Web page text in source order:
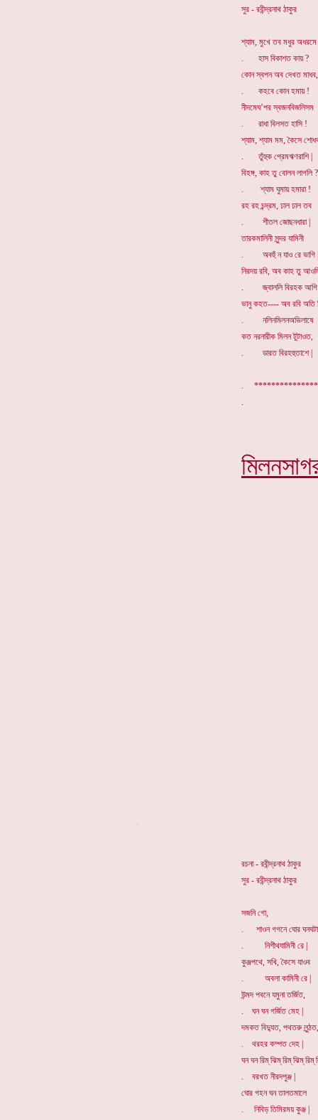
সুর - রবীন্দ্রনাথ ঠাকুর
শ্যাম, মুখে তব মধুর অধরমে
. হাস বিকাশত কায় ?
কোন স্বপন অব দেখত মাধব,
. কহবে কোন হমায় !
নীদমেঘ’পর স্বজনবিজলিসম
. রাধা বিলসত হাসি !
শ্যাম, শ্যাম মম, কৈসে
. তুঁহুক প্রেমঋণরাশি |
বিহঙ্গ, কাহ তু বোলন লাগলি ?
. শ্যাম ঘুমায় হমারা !
রহ রহ চন্দ্রম, ঢাল ঢাল তব
. শীতল জোছনধারা |
তারকমালিনী সুন্দর যামিনী
. অবহুঁ ন যাও রে ভাগি |
নিরদয় রবি, অব কাহ তু
. জ্বাললি বিরহক আগি
ভানু কহত---- অব রবি অতি
. নলিনমিলনঅভিলাষে
কত নরনারীক মিলন টুটাওত,
. ডারত বিরহহুতাশে |
.
রচনা - রবীন্দ্রনাথ ঠাকুর
সুর - রবীন্দ্রনাথ ঠাকুর
সজনি গো,
. শাওন গগনে ঘোর
. নিশীথযামিনী রে |
কুঞ্জপথে, সখি, কৈসে যাওব
. অবলা কামিনী রে |
উন্মদ পবনে যমুনা তর্জিত,
. ঘন ঘন গর্জিত মেহ |
দমকত বিদ্যুত, পথতরু লুন্ঠত,
. থরহর কম্পত দেহ |
ঘন ঘন রিম্ ঝিম্ রিম্ ঝিম্ রিম্
. বরখত নীরদপুঞ্জ |
ঘোর গহন ঘন তালতমালে
. নিবিড় তিমিরময় কুঞ্জ |